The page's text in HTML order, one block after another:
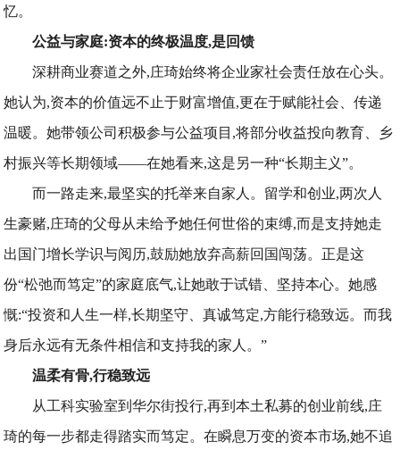
忆。
公益与家庭:资本的终极温度,是回馈
深耕商业赛道之外,庄琦始终将企业家社会责任放在心头。
她认为,资本的价值远不止于财富增值,更在于赋能社会、传递
温暖。她带领公司积极参与公益项目,将部分收益投向教育、乡
村振兴等长期领域——在她看来,这是另一种“长期主义”。
而一路走来,最坚实的托举来自家人。留学和创业,两次人
生豪赌,庄琦的父母从未给予她任何世俗的束缚,而是支持她走
出国门增长学识与阅历,鼓励她放弃高薪回国闯荡。正是这
份“松弛而笃定”的家庭底气,让她敢于试错、坚持本心。她感
慨:“投资和人生一样,长期坚守、真诚笃定,方能行稳致远。而我
身后永远有无条件相信和支持我的家人。”
温柔有骨,行稳致远
从工科实验室到华尔街投行,再到本土私募的创业前线,庄
琦的每一步都走得踏实而笃定。在瞬息万变的资本市场,她不追